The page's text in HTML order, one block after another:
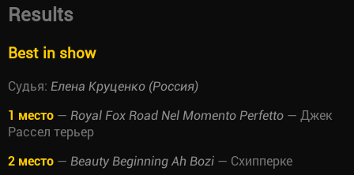
Results
Best in show
Судья: Елена Круценко (Россия)
1 место — Royal Fox Road Nel Momento Perfetto — Джек
Рассел терьер
2 место — Beauty Beginning Ah Bozi — Схипперке